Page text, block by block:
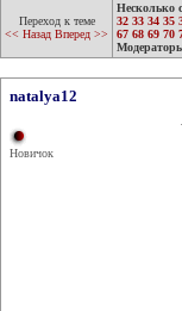
Переход к теме
<< Назад Вперед >>
Несколько
32 33 34 35
67 68 69 70
natalya12
Новичок